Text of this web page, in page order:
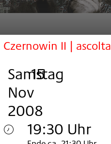
Czernowin II | ascolta
Samstag
, 15
.
Nov
2008
.
19:30 Uhr